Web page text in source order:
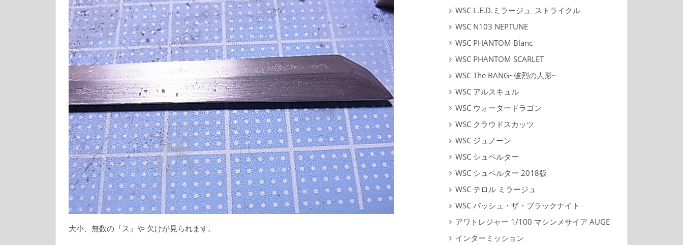
大小、無数の『ス』や 欠けが見られます。
WSC L.E.D.ミラージュ_ストライクル
WSC N103 NEPTUNE
WSC PHANTOM Blanc
WSC PHANTOM SCARLET
WSC The BANG~破烈の人形~
WSC アルスキュル
WSC ウォータードラゴン
WSC クラウドスカッツ
WSC ジュノーン
WSC シュペルター
WSC シュペルター 2018版
WSC テロル ミラージュ
WSC バッシュ・ザ・ブラックナイト
アワトレジャー 1/100 マシンメサイア AUGE
インターミッション